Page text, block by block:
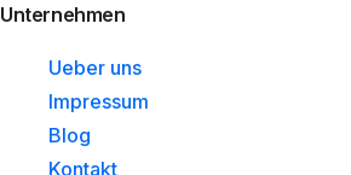
Unternehmen
Ueber uns
Impressum
Blog
Kontakt